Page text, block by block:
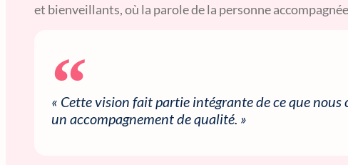
et bienveillants, où la parole de la personne
« Cette vision fait partie intégrante de ce que nous
un accompagnement de qualité. »